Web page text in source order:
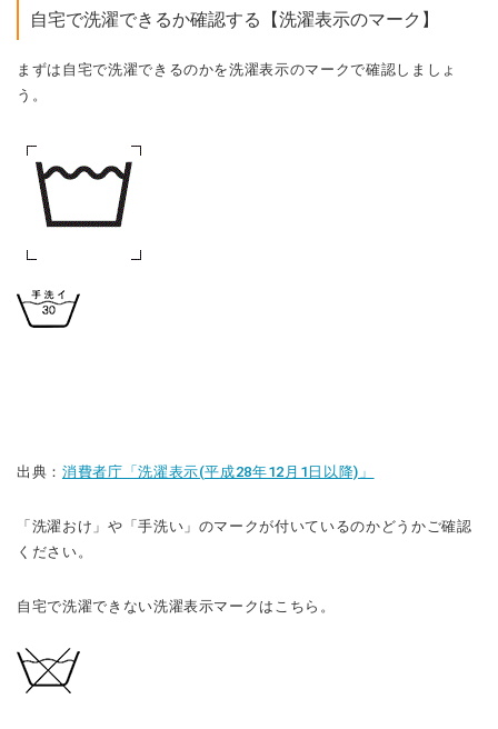
自宅で洗濯できるか確認する【洗濯表示のマーク】
まずは自宅で洗濯できるのかを洗濯表示のマークで確認しましょ
う。
出典： 消費者庁「洗濯表示(平成28年12月1日以降)」
「洗濯おけ」や「手洗い」のマークが付いているのかどうかご確認
ください。
自宅で洗濯できない洗濯表示マークはこちら。